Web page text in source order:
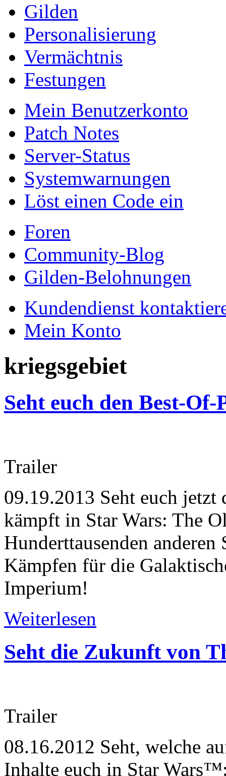
Gilden
Personalisierung
Vermächtnis
Festungen
Mein Benutzerkonto
Patch Notes
Server-Status
Systemwarnungen
Löst einen Code ein
Foren
Community-Blog
Gilden-Belohnungen
Kundendienst
Mein Konto
kriegsgebiet
Seht euch den Best-
Trailer
09.19.2013 Seht euch
kämpft in Star Wars: The
Hunderttausenden
Kämpfen für die
Imperium!
Weiterlesen
Seht die Zukunft von
Trailer
08.16.2012 Seht, welche
Inhalte euch in Star